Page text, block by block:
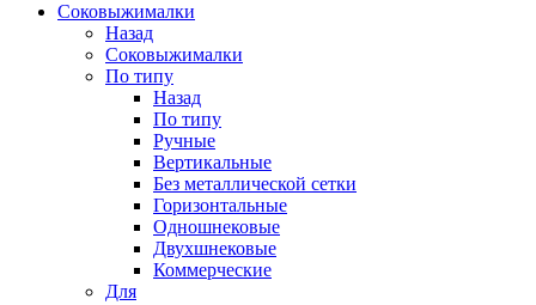
Соковыжималки
Назад
Соковыжималки
По типу
Назад
По типу
Ручные
Вертикальные
Без металлической сетки
Горизонтальные
Одношнековые
Двухшнековые
Коммерческие
Для